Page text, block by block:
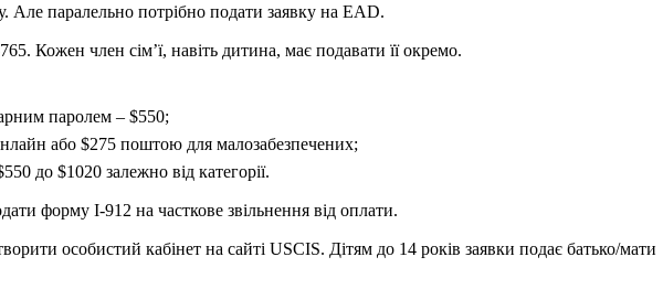
Але паралельно потрібно подати заявку на EAD.
Кожен член сім’ї, навіть дитина, має подавати її окремо.
паролем – $550;
або $275 поштою для малозабезпечених;
до $1020 залежно від категорії.
форму I-912 на часткове звільнення від оплати.
особистий кабінет на сайті USCIS. Дітям до 14 років заявки подає батько/мати